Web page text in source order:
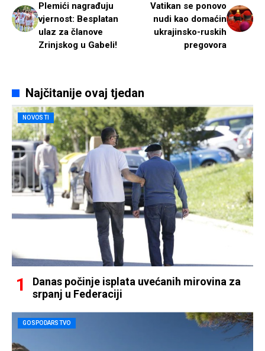
Plemići nagrađuju
vjernost: Besplatan
ulaz za članove
Zrinjskog u Gabeli!
Vatikan se ponovo
nudi kao domaćin
ukrajinsko-ruskih
pregovora
Najčitanije ovaj tjedan
NOVOSTI
Danas počinje isplata uvećanih mirovina za
srpanj u Federaciji
GOSPODARSTVO